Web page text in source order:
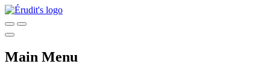
Main Menu